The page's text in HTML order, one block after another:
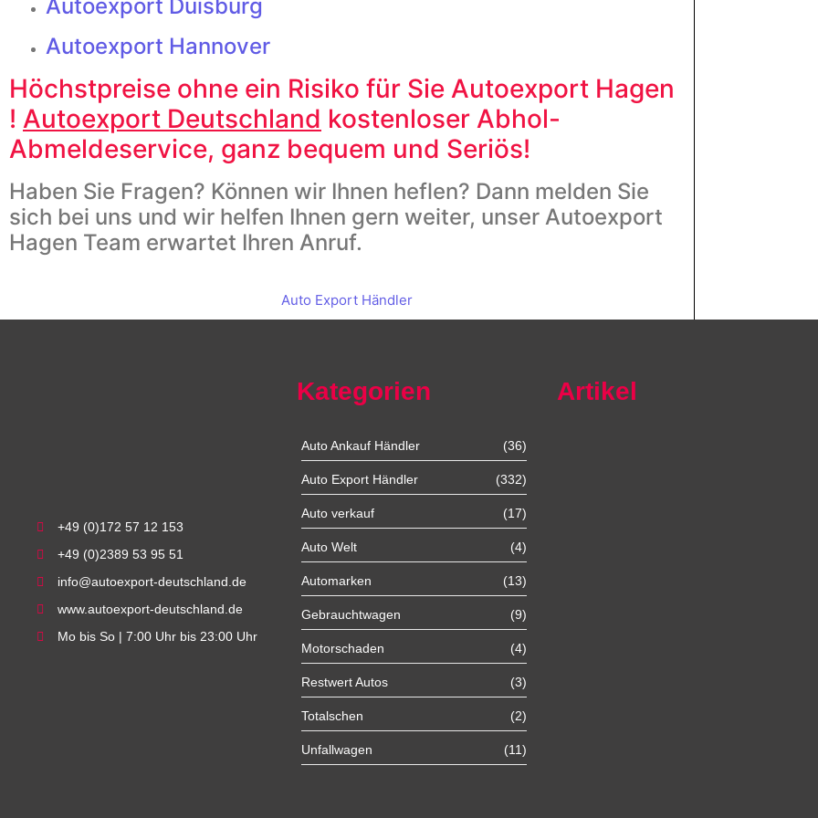
Autoexport Duisburg
Autoexport Hannover
Höchstpreise ohne ein Risiko für Sie Autoexport Hagen
! Autoexport Deutschland kostenloser Abhol-
Abmeldeservice, ganz bequem und Seriös!
Haben Sie Fragen? Können wir Ihnen heflen? Dann melden Sie
sich bei uns und wir helfen Ihnen gern weiter, unser Autoexport
Hagen Team erwartet Ihren Anruf.
Auto Export Händler
+49 (0)172 57 12 153
+49 (0)2389 53 95 51
info@autoexport-deutschland.de
www.autoexport-deutschland.de
Mo bis So | 7:00 Uhr bis 23:00 Uhr
Kategorien
Auto Ankauf Händler (36)
Auto Export Händler (332)
Auto verkauf (17)
Auto Welt (4)
Automarken (13)
Gebrauchtwagen (9)
Motorschaden (4)
Restwert Autos (3)
Totalschen (2)
Unfallwagen (11)
Artikel